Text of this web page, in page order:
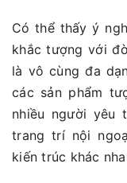
Có thể thấy ý
khắc tượng với
là vô cùng đa
các sản phẩm
nhiều người yêu
trang trí nội
kiến trúc khác